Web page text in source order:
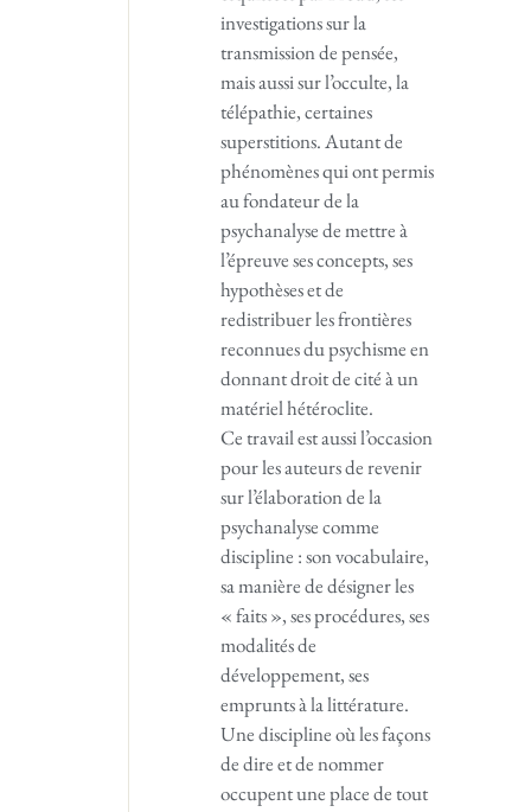
investigations sur la
transmission de pensée,
mais aussi sur l’occulte, la
télépathie, certaines
superstitions. Autant de
phénomènes qui ont permis
au fondateur de la
psychanalyse de mettre à
l’épreuve ses concepts, ses
hypothèses et de
redistribuer les frontières
reconnues du psychisme en
donnant droit de cité à un
matériel hétéroclite.
Ce travail est aussi l’occasion
pour les auteurs de revenir
sur l’élaboration de la
psychanalyse comme
discipline : son vocabulaire,
sa manière de désigner les
« faits », ses procédures, ses
modalités de
développement, ses
emprunts à la littérature.
Une discipline où les façons
de dire et de nommer
occupent une place de tout